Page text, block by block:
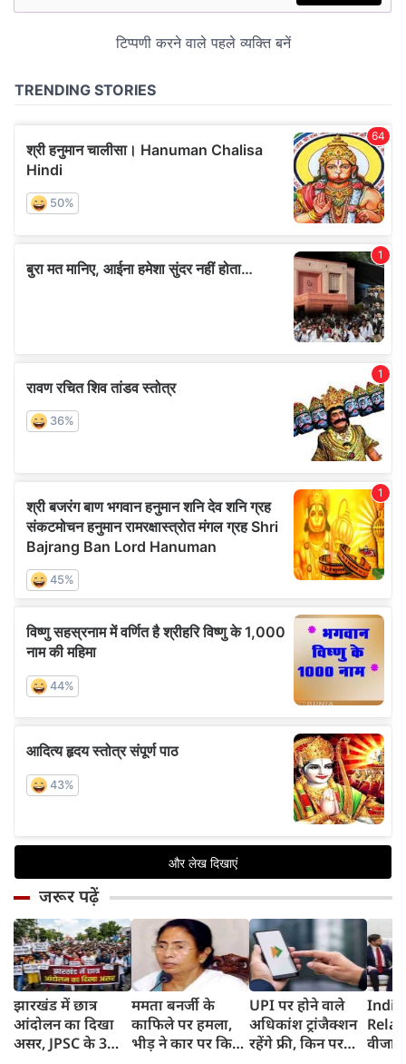
जरूर पढ़ें
झारखंड में छात्र
आंदोलन का दिखा
असर, JPSC के 3
ममता बनर्जी के
काफिले पर हमला,
भीड़ ने कार पर किया
UPI पर होने वाले
अधिकांश ट्रांजैक्शन
रहेंगे फ्री, किन पर
वीजा